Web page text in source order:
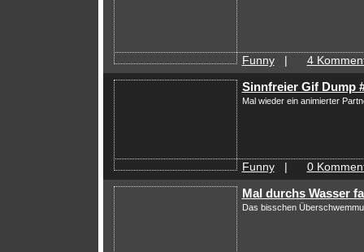
Funny| 4
Sinnfreier Gif Dump
Mal wieder ein animierter
Funny| 0
Mal durchs Wasser
Das bisschen